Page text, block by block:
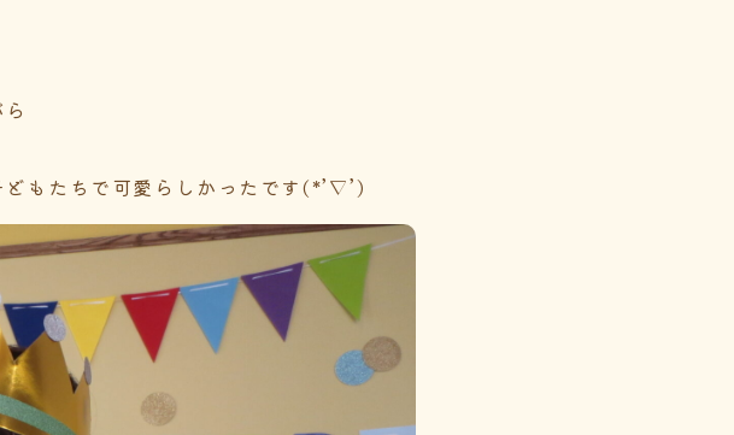
もたちで可愛らしかったです(*’▽’)